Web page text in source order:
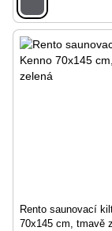
Rento saunovací
70x145 cm, tmavě